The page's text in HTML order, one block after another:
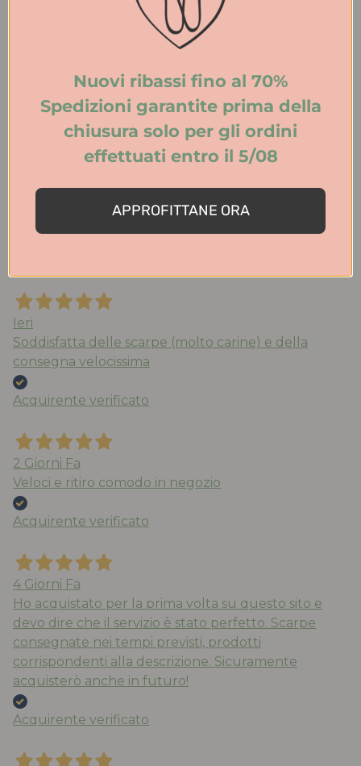
la taglia è quella che porto abitualmente, consegna
velocissima. Consigliato !!!’
Le scarpe sono bellissime e molto ben rifinite,
aspetto di alta classe. Per la qualità dei materiali e le
più costosi e blasonati. Le consiglio vivamente.
Ieri
Soddisfatta delle scarpe (molto carine) e della
consegna velocissima
Acquirente verificato
2 Giorni Fa
Veloci e ritiro comodo in negozio
Acquirente verificato
4 Giorni Fa
Ho acquistato per la prima volta su questo sito e
devo dire che il servizio è stato perfetto. Scarpe
consegnate nei tempi previsti, prodotti
corrispondenti alla descrizione. Sicuramente
acquisterò anche in futuro!
Acquirente verificato
Nuovi ribassi fino al 70%
Spedizioni garantite prima della
chiusura solo per gli ordini
effettuati entro il 5/08
APPROFITTANE ORA